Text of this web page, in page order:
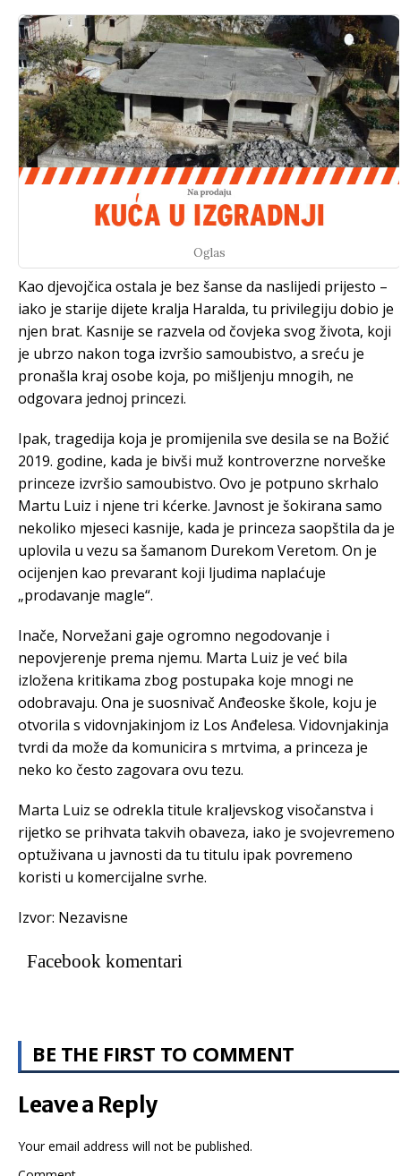
Oglas
Kao djevojčica ostala je bez šanse da naslijedi prijesto –
iako je starije dijete kralja Haralda, tu privilegiju dobio je
njen brat. Kasnije se razvela od čovjeka svog života, koji
je ubrzo nakon toga izvršio samoubistvo, a sreću je
pronašla kraj osobe koja, po mišljenju mnogih, ne
odgovara jednoj princezi.
Ipak, tragedija koja je promijenila sve desila se na Božić
2019. godine, kada je bivši muž kontroverzne norveške
princeze izvršio samoubistvo. Ovo je potpuno skrhalo
Martu Luiz i njene tri kćerke. Javnost je šokirana samo
nekoliko mjeseci kasnije, kada je princeza saopštila da je
uplovila u vezu sa šamanom Durekom Veretom. On je
ocijenjen kao prevarant koji ljudima naplaćuje
„prodavanje magle“.
Inače, Norvežani gaje ogromno negodovanje i
nepovjerenje prema njemu. Marta Luiz je već bila
izložena kritikama zbog postupaka koje mnogi ne
odobravaju. Ona je suosnivač Anđeoske škole, koju je
otvorila s vidovnjakinjom iz Los Anđelesa. Vidovnjakinja
tvrdi da može da komunicira s mrtvima, a princeza je
neko ko često zagovara ovu tezu.
Marta Luiz se odrekla titule kraljevskog visočanstva i
rijetko se prihvata takvih obaveza, iako je svojevremeno
optuživana u javnosti da tu titulu ipak povremeno
koristi u komercijalne svrhe.
Izvor: Nezavisne
Facebook komentari
BE THE FIRST TO COMMENT
Leave a Reply
Your email address will not be published.